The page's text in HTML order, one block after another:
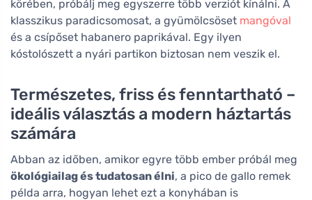
körében, próbálj meg egyszerre több verziót kínálni. A
klasszikus paradicsomosat, a gyümölcsöset mangóval
és a csípőset habanero paprikával. Egy ilyen
kóstolószett a nyári partikon biztosan nem veszik el.
Természetes, friss és fenntartható –
ideális választás a modern háztartás
számára
Abban az időben, amikor egyre több ember próbál meg
ökológiailag és tudatosan élni, a pico de gallo remek
példa arra, hogyan lehet ezt a konyhában is